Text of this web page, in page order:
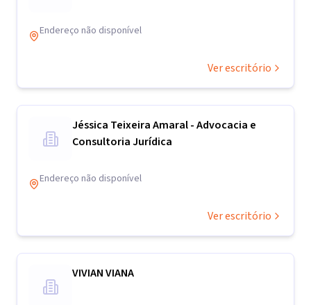
Endereço não disponível
Ver escritório
Jéssica Teixeira Amaral - Advocacia e
Consultoria Jurídica
Endereço não disponível
Ver escritório
VIVIAN VIANA